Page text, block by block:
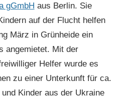
gGmbH aus Berlin. Sie
auf der Flucht helfen
März in Grünheide ein
angemietet. Mit der
Helfer wurde es
zu einer Unterkunft für ca.
Kinder aus der Ukraine